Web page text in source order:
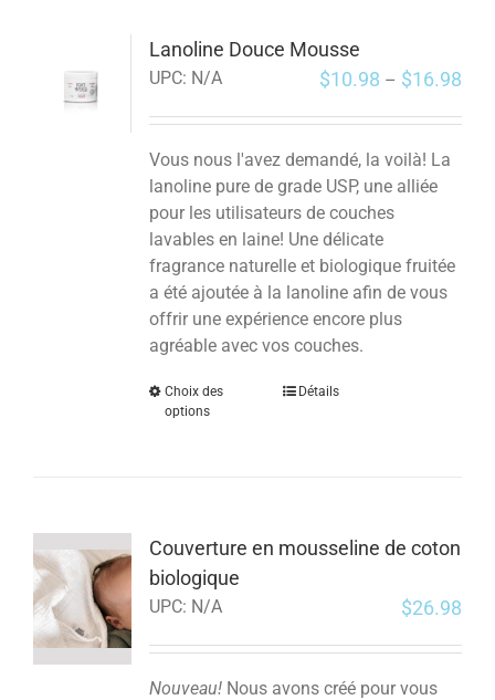
Lanoline Douce Mousse
UPC: N/A $10.98 – $16.98
Vous nous l'avez demandé, la voilà! La
lanoline pure de grade USP, une alliée
pour les utilisateurs de couches
lavables en laine! Une délicate
fragrance naturelle et biologique fruitée
a été ajoutée à la lanoline afin de vous
offrir une expérience encore plus
agréable avec vos couches.
Choix des
options
Détails
Couverture en mousseline de coton
biologique
UPC: N/A $26.98
Nouveau!Nous avons créé pour vous